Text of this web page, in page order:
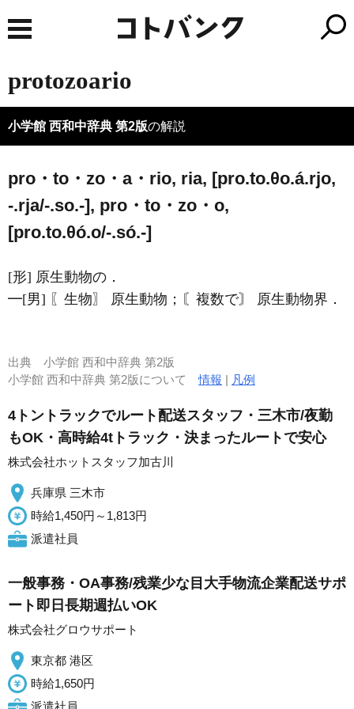
protozoario
小学館 西和中辞典 第2版の解説
pro・to・zo・a・rio, ria, [pro.to.θo.á.rjo,
-.rja/-.so.-], pro・to・zo・o,
[pro.to.θó.o/-.só.-]
[形] 原生動物の．
━[男] 〖生物〗 原生動物；〘複数で〙 原生動物界．
出典 小学館 西和中辞典 第2版
小学館 西和中辞典 第2版について情報 | 凡例
4トントラックでルート配送スタッフ・三木市/夜勤
もOK・高時給4tトラック・決まったルートで安心
株式会社ホットスタッフ加古川
兵庫県 三木市
時給1,450円～1,813円
派遣社員
一般事務・OA事務/残業少な目大手物流企業配送サポ
ート即日長期週払いOK
株式会社グロウサポート
東京都 港区
時給1,650円
派遣社員